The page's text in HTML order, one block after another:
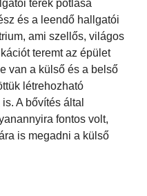
terek pótlása
és a leendő hallgatói
ami szellős, világos
teremt az épület
van a külső és a belső
létrehozható
A bővítés által
fontos volt,
is megadni a külső